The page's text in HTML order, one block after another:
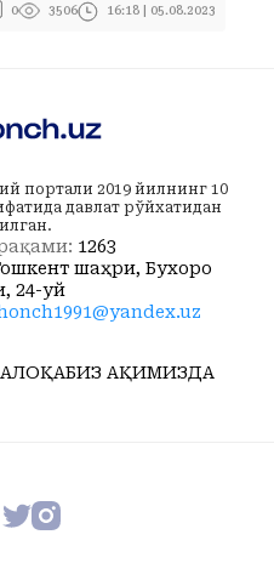
0 3506 16:18 | 05.08.2023
портали 2019 йилнинг 10
давлат рўйхатидан
1263
шаҳри, Бухоро
24-уй
АЛОҚАБИЗ ҲАҚИМИЗДА